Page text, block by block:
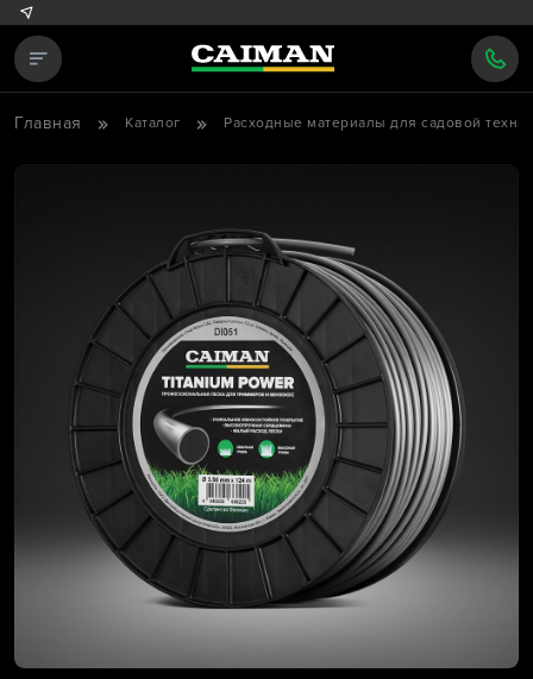
Главная Каталог Расходные материалы для садовой